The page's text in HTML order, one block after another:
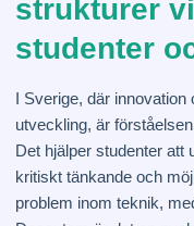
strukturer
studenter
I Sverige, där
utveckling, är
Det hjälper studenter att
kritiskt tänkande och
problem inom teknik,